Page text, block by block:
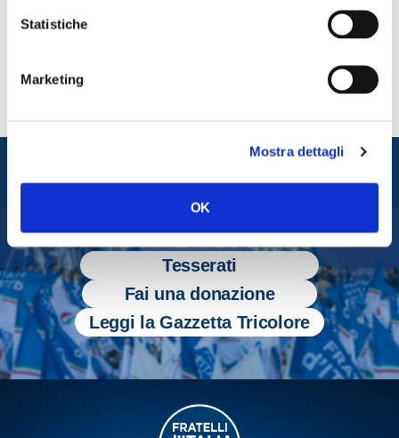
Statistiche
Marketing
Mostra dettagli
OK
Entra nel mondo di
Fratelli d'Italia
Tesserati
Fai una donazione
Leggi la Gazzetta Tricolore